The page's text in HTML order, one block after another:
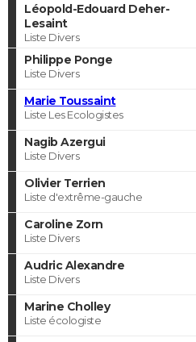
Léopold-Edouard Deher-
Lesaint
Liste Divers
Philippe Ponge
Liste Divers
Marie Toussaint
Liste Les Ecologistes
Nagib Azergui
Liste Divers
Olivier Terrien
Liste d'extrême-gauche
Caroline Zorn
Liste Divers
Audric Alexandre
Liste Divers
Marine Cholley
Liste écologiste